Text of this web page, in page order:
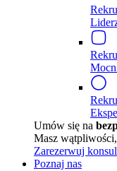
Umów się na
Masz
Zarezerwuj
Poznaj nas